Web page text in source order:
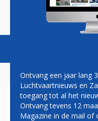
Magazine
BOEING
Ontvang een jaar lang
Luchtvaartnieuws en
toegang tot al het
Ontvang tevens 12
Magazine in de mail of